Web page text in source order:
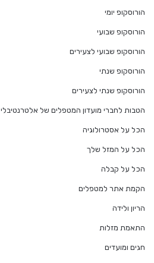
הורוסקופ יומי
הורוסקופ שבועי
הורוסקופ שבועי לצעירים
הורוסקופ שנתי
הורוסקופ שנתי לצעירים
הטבות לחברי מועדון המטפלים של אלטרנטיבלי
הכל על אסטרולוגיה
הכל על המזל שלך
הכל על קבלה
הקמת אתר למטפלים
הריון ולידה
התאמת מזלות
חגים ומועדים